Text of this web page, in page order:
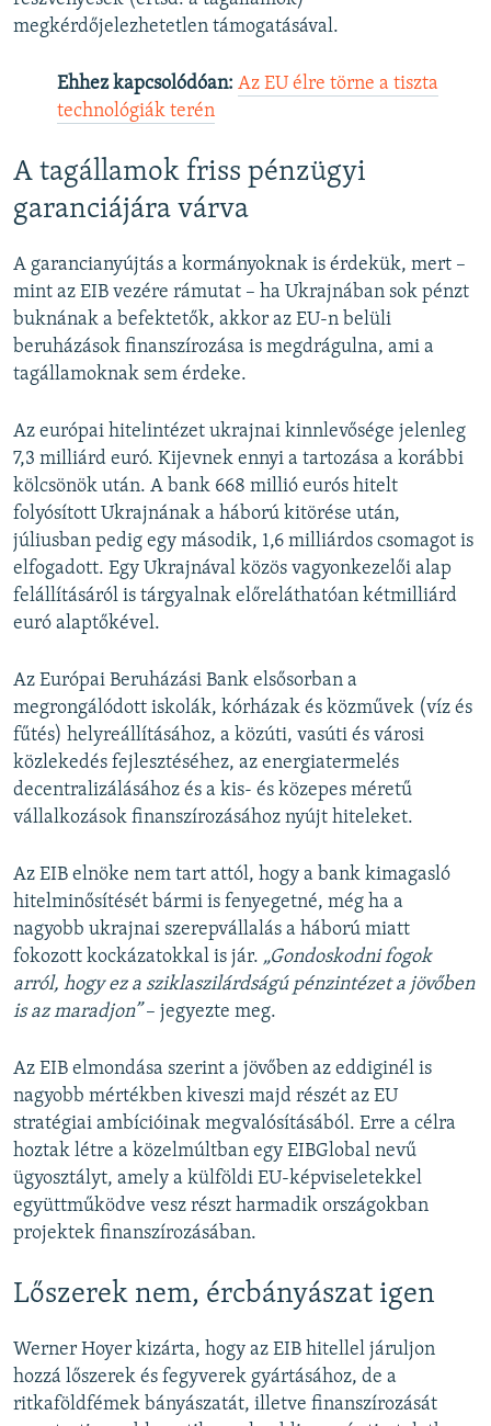
megkérdőjelezhetetlen támogatásával.
Ehhez kapcsolódóan: Az EU élre törne a tiszta
technológiák terén
A tagállamok friss pénzügyi
garanciájára várva
A garancianyújtás a kormányoknak is érdekük, mert –
mint az EIB vezére rámutat – ha Ukrajnában sok pénzt
buknának a befektetők, akkor az EU-n belüli
beruházások finanszírozása is megdrágulna, ami a
tagállamoknak sem érdeke.
Az európai hitelintézet ukrajnai kinnlevősége jelenleg
7,3 milliárd euró. Kijevnek ennyi a tartozása a korábbi
kölcsönök után. A bank 668 millió eurós hitelt
folyósított Ukrajnának a háború kitörése után,
júliusban pedig egy második, 1,6 milliárdos csomagot is
elfogadott. Egy Ukrajnával közös vagyonkezelői alap
felállításáról is tárgyalnak előreláthatóan kétmilliárd
euró alaptőkével.
Az Európai Beruházási Bank elsősorban a
megrongálódott iskolák, kórházak és közművek (víz és
fűtés) helyreállításához, a közúti, vasúti és városi
közlekedés fejlesztéséhez, az energiatermelés
decentralizálásához és a kis- és közepes méretű
vállalkozások finanszírozásához nyújt hiteleket.
Az EIB elnöke nem tart attól, hogy a bank kimagasló
hitelminősítését bármi is fenyegetné, még ha a
nagyobb ukrajnai szerepvállalás a háború miatt
fokozott kockázatokkal is jár. „Gondoskodni fogok
arról, hogy ez a sziklaszilárdságú pénzintézet a jövőben
is az maradjon”– jegyezte meg.
Az EIB elmondása szerint a jövőben az eddiginél is
nagyobb mértékben kiveszi majd részét az EU
stratégiai ambícióinak megvalósításából. Erre a célra
hoztak létre a közelmúltban egy EIBGlobal nevű
ügyosztályt, amely a külföldi EU-képviseletekkel
együttműködve vesz részt harmadik országokban
projektek finanszírozásában.
Lőszerek nem, ércbányászat igen
Werner Hoyer kizárta, hogy az EIB hitellel járuljon
hozzá lőszerek és fegyverek gyártásához, de a
ritkaföldfémek bányászatát, illetve finanszírozását